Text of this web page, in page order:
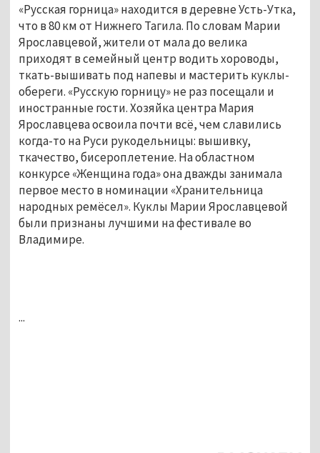
«Русская горница» находится в деревне Усть-Утка,
что в 80 км от Нижнего Тагила. По словам Марии
Ярославцевой, жители от мала до велика
приходят в семейный центр водить хороводы,
ткать-вышивать под напевы и мастерить куклы-
обереги. «Русскую горницу» не раз посещали и
иностранные гости. Хозяйка центра Мария
Ярославцева освоила почти всё, чем славились
когда-то на Руси рукодельницы: вышивку,
ткачество, бисероплетение. На областном
конкурсе «Женщина года» она дважды занимала
первое место в номинации «Хранительница
народных ремёсел». Куклы Марии Ярославцевой
были признаны лучшими на фестивале во
Владимире.
...